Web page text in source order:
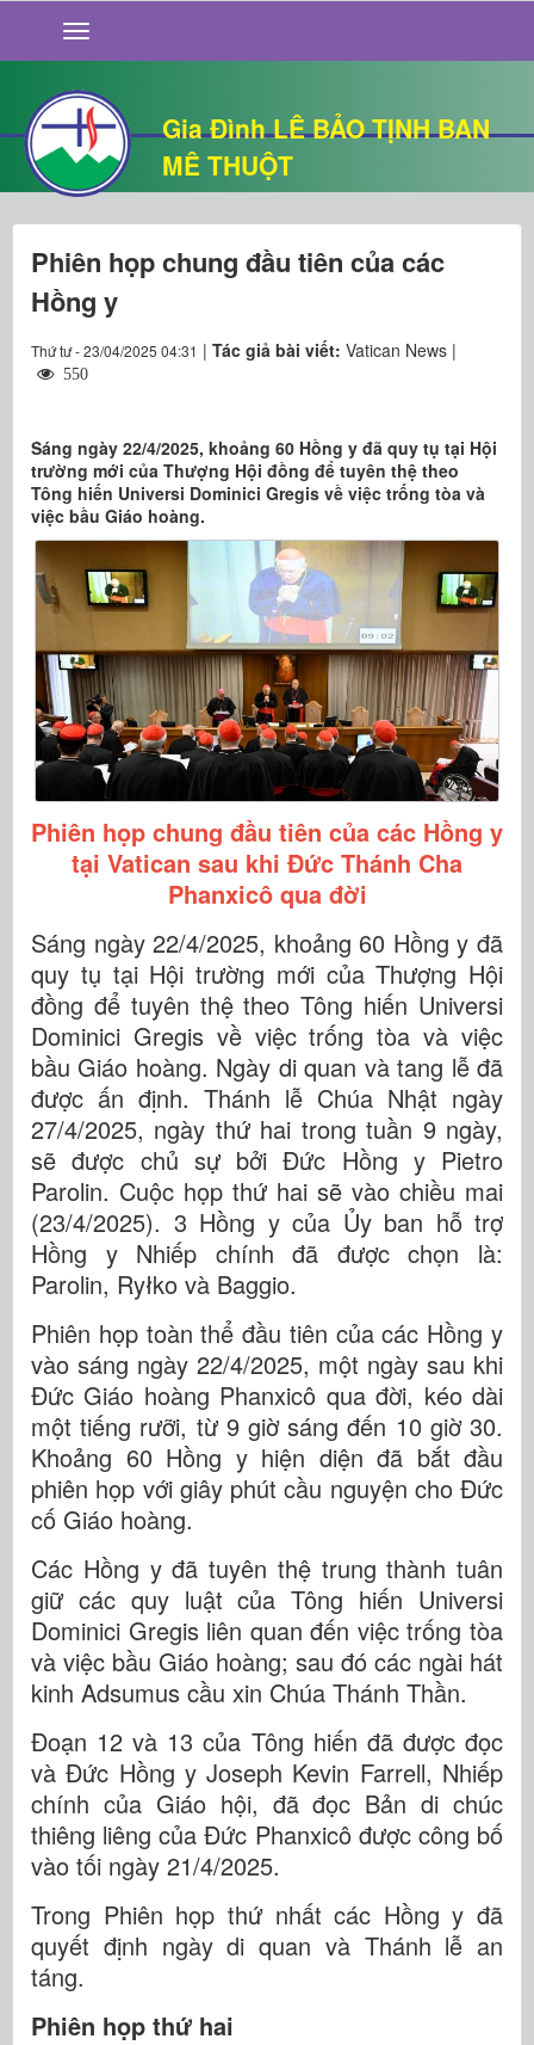
Gia Đình LÊ BẢO TỊNH BAN
MÊ THUỘT
GIỚI THIỆU
TIN TỨC
SỐNG ĐẠO
CHUYỆN NHÀ
QUÁN VĂN
THƯ GIÃN
Phiên họp chung đầu tiên của các
Hồng y
Thứ tư - 23/04/2025 04:31 | Tác giả bài viết: Vatican News |
550
Sáng ngày 22/4/2025, khoảng 60 Hồng y đã quy tụ tại Hội
trường mới của Thượng Hội đồng để tuyên thệ theo
Tông hiến Universi Dominici Gregis về việc trống tòa và
việc bầu Giáo hoàng.
Phiên họp chung đầu tiên của các Hồng y
tại Vatican sau khi Đức Thánh Cha
Phanxicô qua đời
Sáng ngày 22/4/2025, khoảng 60 Hồng y đã
quy tụ tại Hội trường mới của Thượng Hội
đồng để tuyên thệ theo Tông hiến Universi
Dominici Gregis về việc trống tòa và việc
bầu Giáo hoàng. Ngày di quan và tang lễ đã
được ấn định. Thánh lễ Chúa Nhật ngày
27/4/2025, ngày thứ hai trong tuần 9 ngày,
sẽ được chủ sự bởi Đức Hồng y Pietro
Parolin. Cuộc họp thứ hai sẽ vào chiều mai
(23/4/2025). 3 Hồng y của Ủy ban hỗ trợ
Hồng y Nhiếp chính đã được chọn là:
Parolin, Ryłko và Baggio.
Phiên họp toàn thể đầu tiên của các Hồng y
vào sáng ngày 22/4/2025, một ngày sau khi
Đức Giáo hoàng Phanxicô qua đời, kéo dài
một tiếng rưỡi, từ 9 giờ sáng đến 10 giờ 30.
Khoảng 60 Hồng y hiện diện đã bắt đầu
phiên họp với giây phút cầu nguyện cho Đức
cố Giáo hoàng.
Các Hồng y đã tuyên thệ trung thành tuân
giữ các quy luật của Tông hiến Universi
Dominici Gregis liên quan đến việc trống tòa
và việc bầu Giáo hoàng; sau đó các ngài hát
kinh Adsumus cầu xin Chúa Thánh Thần.
Đoạn 12 và 13 của Tông hiến đã được đọc
và Đức Hồng y Joseph Kevin Farrell, Nhiếp
chính của Giáo hội, đã đọc Bản di chúc
thiêng liêng của Đức Phanxicô được công bố
vào tối ngày 21/4/2025.
Trong Phiên họp thứ nhất các Hồng y đã
quyết định ngày di quan và Thánh lễ an
táng.
Phiên họp thứ hai